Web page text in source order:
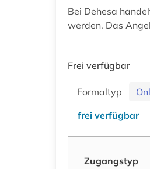
Bei Dehesa
werden. Das
Frei verfügbar
Formaltyp
frei verfügbar
Zugangstyp